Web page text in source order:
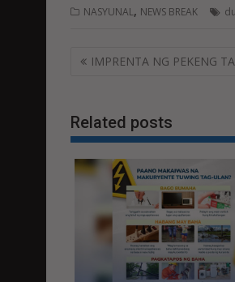
NASYUNAL, NEWS BREAK
Post
IMPRENTA NG PEKENG
Related posts